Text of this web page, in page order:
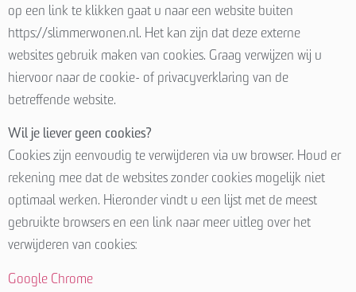
op een link te klikken gaat u naar een website buiten
https://slimmerwonen.nl. Het kan zijn dat deze externe
websites gebruik maken van cookies. Graag verwijzen wij u
hiervoor naar de cookie- of privacyverklaring van de
betreffende website.
Wil je liever geen cookies?
Cookies zijn eenvoudig te verwijderen via uw browser. Houd er
rekening mee dat de websites zonder cookies mogelijk niet
optimaal werken. Hieronder vindt u een lijst met de meest
gebruikte browsers en een link naar meer uitleg over het
verwijderen van cookies:
Google Chrome